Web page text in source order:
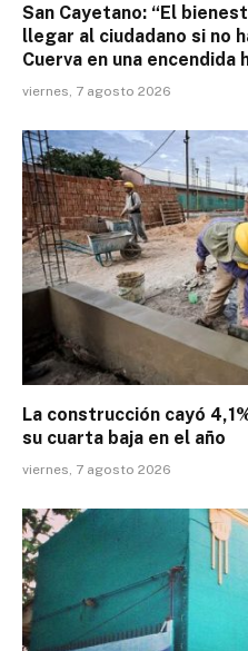
San Cayetano: “El
llegar al ciudadano si no
Cuerva en una encendida
viernes, 7 agosto 2026
La construcción cayó
su cuarta baja en el año
viernes, 7 agosto 2026